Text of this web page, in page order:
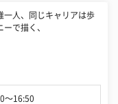
一人、同じキャリアは歩
ーで描く、
〜16:50